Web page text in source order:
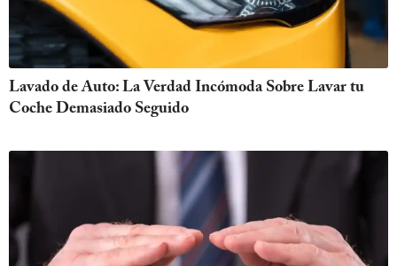
Lavado de Auto: La Verdad Incómoda Sobre Lavar tu
Coche Demasiado Seguido